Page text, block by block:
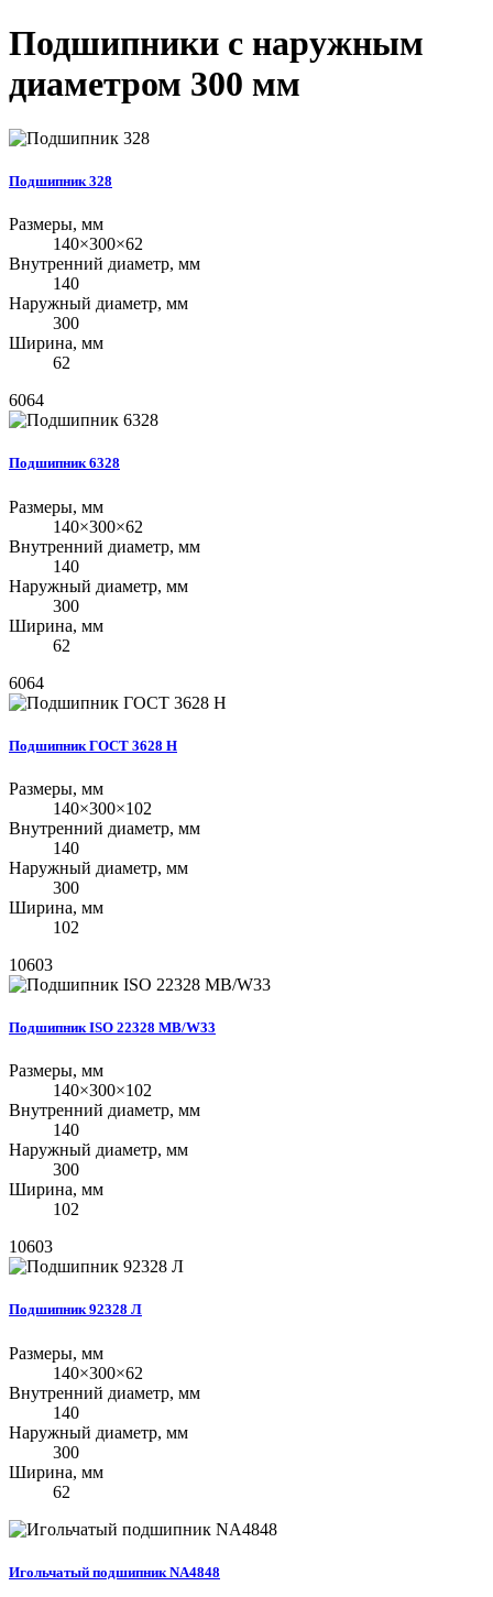
Подшипники с наружным
диаметром 300 мм
Подшипник 328
Размеры, мм
140×300×62
Внутренний диаметр, мм
140
Наружный диаметр, мм
300
Ширина, мм
62
6064
Подшипник 6328
Размеры, мм
140×300×62
Внутренний диаметр, мм
140
Наружный диаметр, мм
300
Ширина, мм
62
6064
Подшипник ГОСТ 3628 Н
Размеры, мм
140×300×102
Внутренний диаметр, мм
140
Наружный диаметр, мм
300
Ширина, мм
102
10603
Подшипник ISO 22328 MB/W33
Размеры, мм
140×300×102
Внутренний диаметр, мм
140
Наружный диаметр, мм
300
Ширина, мм
102
10603
Подшипник 92328 Л
Размеры, мм
140×300×62
Внутренний диаметр, мм
140
Наружный диаметр, мм
300
Ширина, мм
62
Игольчатый подшипник NA4848